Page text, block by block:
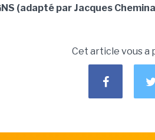
(adapté par Jacques
Cet article vous a